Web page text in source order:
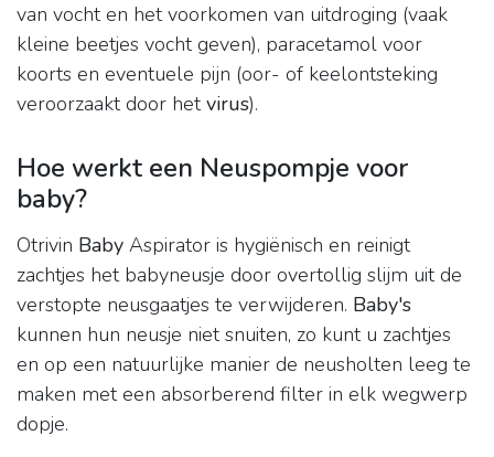
van vocht en het voorkomen van uitdroging (vaak
kleine beetjes vocht geven), paracetamol voor
koorts en eventuele pijn (oor- of keelontsteking
veroorzaakt door hetvirus).
Hoe werkt een Neuspompje voor
baby?
Otrivin Baby Aspirator is hygiënisch en reinigt
zachtjes het babyneusje door overtollig slijm uit de
verstopte neusgaatjes te verwijderen. Baby's
kunnen hun neusje niet snuiten, zo kunt u zachtjes
en op een natuurlijke manier de neusholten leeg te
maken met een absorberend filter in elk wegwerp
dopje.